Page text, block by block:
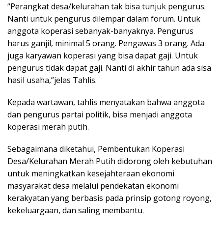
“Perangkat desa/kelurahan tak bisa tunjuk pengurus.
Nanti untuk pengurus dilempar dalam forum. Untuk
anggota koperasi sebanyak-banyaknya. Pengurus
harus ganjil, minimal 5 orang. Pengawas 3 orang. Ada
juga karyawan koperasi yang bisa dapat gaji. Untuk
pengurus tidak dapat gaji. Nanti di akhir tahun ada sisa
hasil usaha,”jelas Tahlis.
Kepada wartawan, tahlis menyatakan bahwa anggota
dan pengurus partai politik, bisa menjadi anggota
koperasi merah putih.
Sebagaimana diketahui, Pembentukan Koperasi
Desa/Kelurahan Merah Putih didorong oleh kebutuhan
untuk meningkatkan kesejahteraan ekonomi
masyarakat desa melalui pendekatan ekonomi
kerakyatan yang berbasis pada prinsip gotong royong,
kekeluargaan, dan saling membantu.